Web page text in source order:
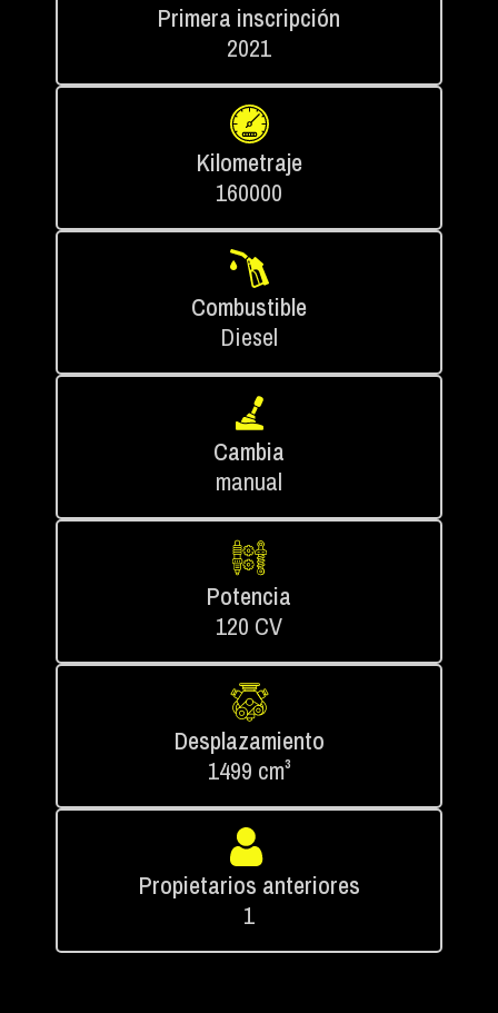
Primera inscripción
2021
Kilometraje
160000
Combustible
Diesel
Cambia
manual
Potencia
120 CV
Desplazamiento
1499 cm³
Propietarios anteriores
1